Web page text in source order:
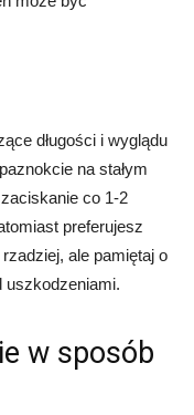
długości i wyglądu
na stałym
co 1-2
preferujesz
ale pamiętaj o
uszkodzeniami.
w sposób